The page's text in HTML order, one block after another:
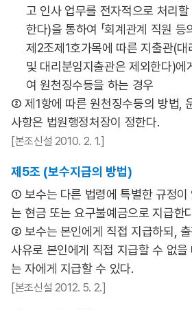
고 인사 업무를 전자적으로 처리
한다)을 통하여 「회계관계 직원 등
제2조제1호가목에 따른 지출관(
및 대리분임지출관은 제외한다)에
여 원천징수등을 하는 경우
② 제1항에 따른 원천징수등의 방법,
사항은 법원행정처장이 정한다.
[본조신설 2010. 2. 1.]
제5조 (보수지급의 방법)
① 보수는 다른 법령에 특별한 규정이
는 현금 또는 요구불예금으로 지급한
② 보수는 본인에게 직접 지급하되,
사유로 본인에게 직접 지급할 수 없
는 자에게 지급할 수 있다.
[본조신설 2012. 5. 2.]